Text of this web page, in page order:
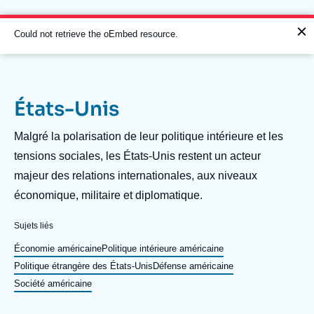
au
contenu
principal
Navigation
principale
L'Ifri
Analyses
Événements
À propos de l'Ifri
L'Ifri en bref Proche-Orient
Message
d'erreur
Could not retrieve the oEmbed resource.
États-Unis
Description
Malgré la polarisation de leur politique intérieure et les
tensions sociales, les États-Unis restent un acteur
majeur des relations internationales, aux niveaux
économique, militaire et diplomatique.
Sujets liés
Économie américainePolitique intérieure américaine
Politique étrangère des États-Unis Défense américaine
Société américaine